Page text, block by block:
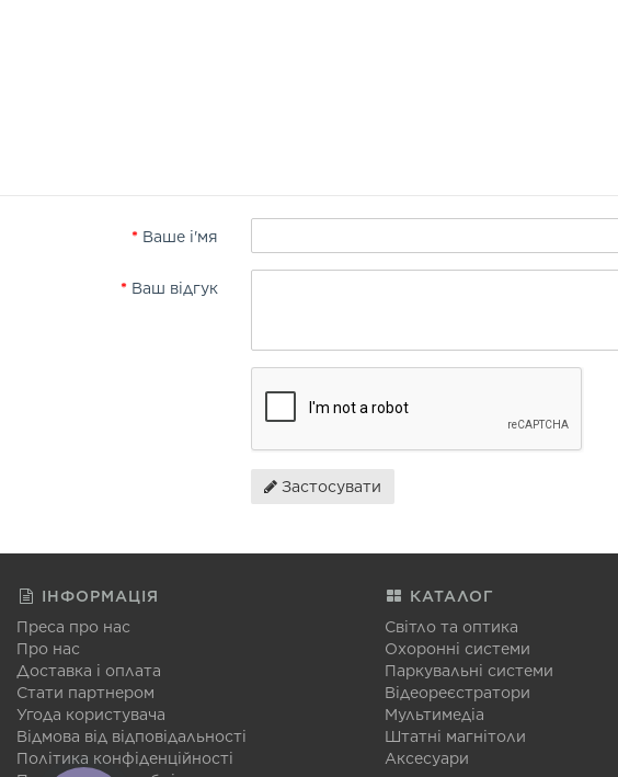
Ваше і'мя
Ваш відгук
Застосувати
ІНФОРМАЦІЯ
Преса про нас
Про нас
Доставка і оплата
Стати партнером
Угода користувача
Відмова від відповідальності
Політика конфіденційності
КАТАЛОГ
Світло та оптика
Охоронні системи
Паркувальні системи
Відеореєстратори
Мультимедіа
Штатні магнітоли
Аксесуари